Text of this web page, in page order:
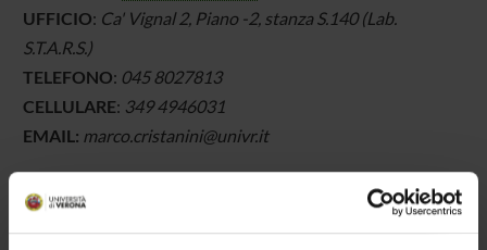
UFFICIO: Ca' Vignal 2, Piano -2, stanza S.140 (Lab.
S.T.A.R.S.)
TELEFONO: 045 8027813
CELLULARE: 349 4946031
EMAIL: marco.cristanini@univr.it
GUARDA ALCUNE FOTO DELLA COLLEZIONE,